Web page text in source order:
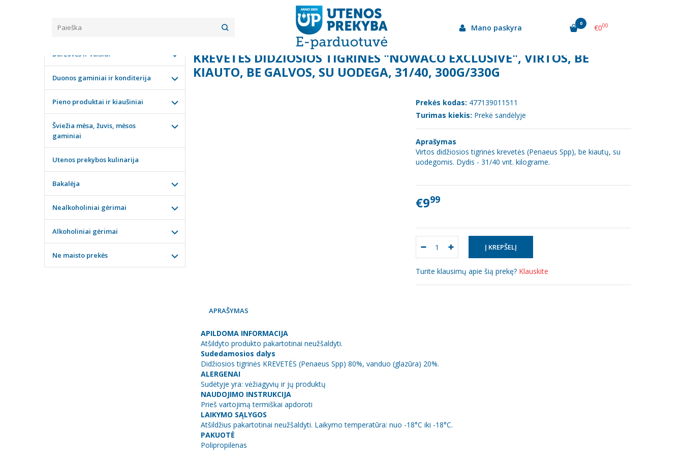
Mano paskyra 0 €000
Šviežia mėsa, žuvis, mėsos gaminiai
Krevetės didžiosios tigrinės "Nowaco Exclusive", virtos, be kiauto, be galvos, su uodega, 31/40, 300g/330g
KREVETĖS DIDŽIOSIOS TIGRINĖS "NOWACO EXCLUSIVE", VIRTOS, BE
KIAUTO, BE GALVOS, SU UODEGA, 31/40, 300G/330G
Prekės kodas: 477139011511
Turimas kiekis: Prekė sandėlyje
Aprašymas
Virtos didžiosios tigrinės krevetės (Penaeus Spp), be kiautų, su
uodegomis. Dydis - 31/40 vnt. kilograme.
€999
Turite klausimų apie šią prekę? Klauskite
APRAŠYMAS
APILDOMA INFORMACIJA
Atšildyto produkto pakartotinai neužšaldyti.
Sudedamosios dalys
Didžiosios tigrinės KREVETĖS (Penaeus Spp) 80%, vanduo (glazūra) 20%.
ALERGENAI
Sudėtyje yra: vėžiagyvių ir jų produktų
NAUDOJIMO INSTRUKCIJA
Prieš vartojimą termiškai apdoroti
LAIKYMO SĄLYGOS
Atšildžius pakartotinai neužšaldyti. Laikymo temperatūra: nuo -18°C iki -18°C.
PAKUOTĖ
Polipropilenas
KATEGORIJOS
Daržovės ir vaisiai
Duonos gaminiai ir konditerija
Pieno produktai ir kiaušiniai
Šviežia mėsa, žuvis, mėsos
gaminiai
Utenos prekybos kulinarija
Bakalėja
Nealkoholiniai gėrimai
Alkoholiniai gėrimai
Ne maisto prekės